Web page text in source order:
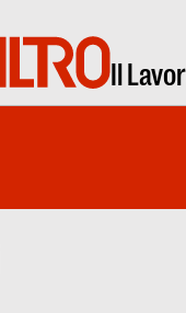
Il